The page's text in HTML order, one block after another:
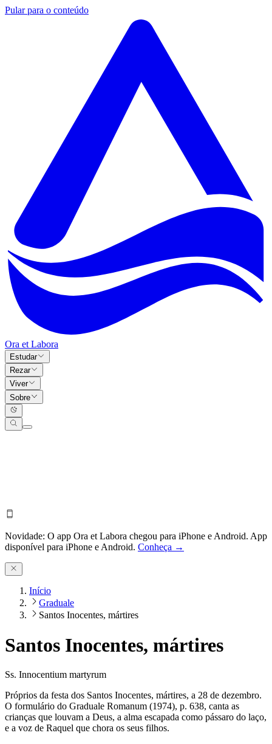
Pular para o conteúdo
Ora et Labora
Estudar
Rezar
Viver
Sobre
Novidade: O app Ora et Labora chegou para iPhone e Android. App
disponível para iPhone e Android. Conheça →
Início
Graduale
Santos Inocentes, mártires
Santos Inocentes, mártires
Ss. Innocentium martyrum
Próprios da festa dos Santos Inocentes, mártires, a 28 de dezembro.
O formulário do Graduale Romanum (1974), p. 638, canta as
crianças que louvam a Deus, a alma escapada como pássaro do laço,
e a voz de Raquel que chora os seus filhos.